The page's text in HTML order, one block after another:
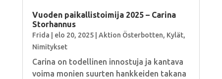
Vuoden paikallistoimija 2025 – Carina
Storhannus
Frida elo 20, 2025| Aktion Österbotten, Kylät,
Nimitykset
Carina on todellinen innostuja ja kantava
voima monien suurten hankkeiden takana